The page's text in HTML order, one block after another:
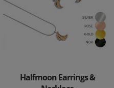
Halfmoon Earrings &